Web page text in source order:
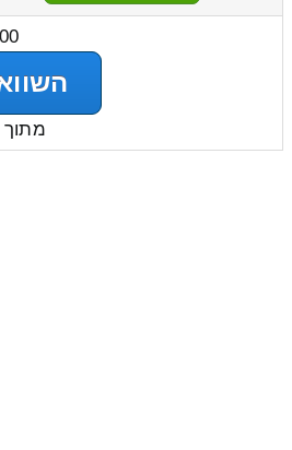
₪
מתוך 3 חברות הובלות